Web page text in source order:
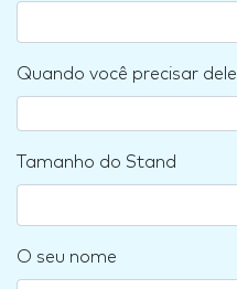
Quando você precisar dele
Tamanho do Stand
O seu nome